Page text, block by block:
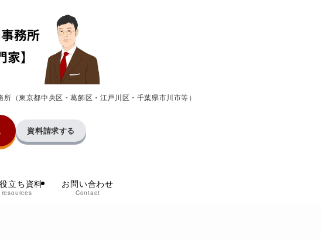
（東京都中央区・葛飾区・江戸川区・千葉県市川市等）
立ち資料
resources
お問い合わせ
Contact
資料請求する